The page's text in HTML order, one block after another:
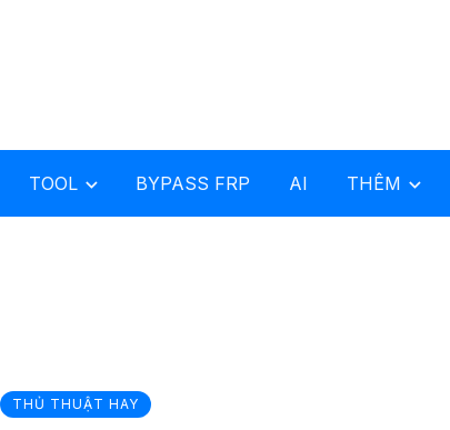
TOOL BYPASS FRP AI THÊM
THỦ THUẬT HAY